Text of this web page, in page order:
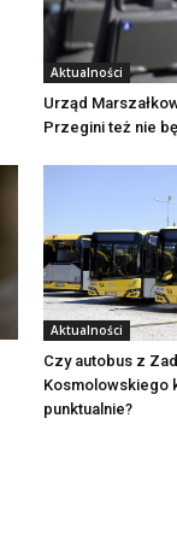
Aktualności
Urząd
Przegini też nie
Aktualności
Czy autobus z
Kosmolowskiego
punktualnie?